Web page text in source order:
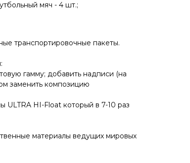
мяч - 4 шт.;
транспортировочные пакеты.
гамму; добавить надписи (на
заменить композицию
HI-Float который в 7-10 раз
материалы ведущих мировых